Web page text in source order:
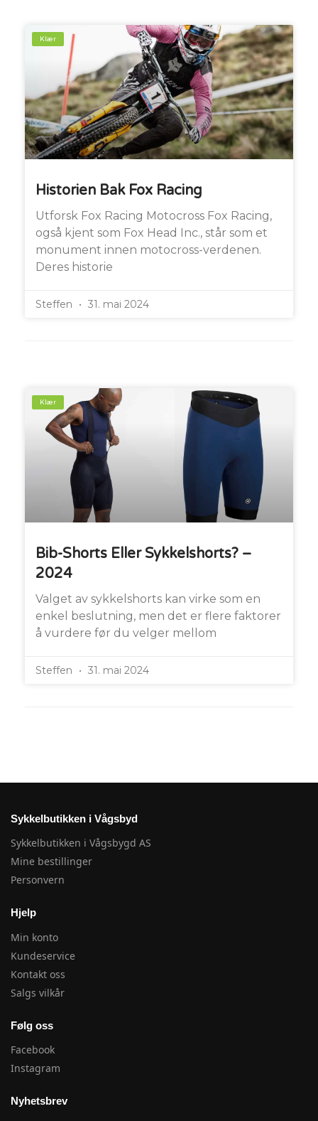
Klær
Historien Bak Fox Racing
Utforsk Fox Racing Motocross Fox Racing,
også kjent som Fox Head Inc., står som et
monument innen motocross-verdenen.
Deres historie
Steffen 31. mai 2024
Klær
Bib-Shorts Eller Sykkelshorts? –
2024
Valget av sykkelshorts kan virke som en
enkel beslutning, men det er flere faktorer
å vurdere før du velger mellom
Steffen 31. mai 2024
Sykkelbutikken i Vågsbyd
Sykkelbutikken i Vågsbygd AS
Mine bestillinger
Personvern
Hjelp
Min konto
Kundeservice
Kontakt oss
Salgs vilkår
Følg oss
Facebook
Instagram
Nyhetsbrev